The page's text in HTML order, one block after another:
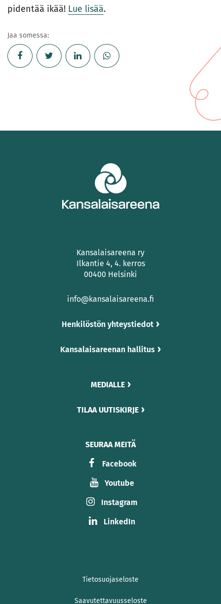
pidentää ikää! Lue lisää.
Jaa somessa:
Kansalaisareena ry
Ilkantie 4, 4. kerros
00400 Helsinki
info@kansalaisareena.fi
Henkilöstön yhteystiedot
Kansalaisareenan hallitus
MEDIALLE
TILAA UUTISKIRJE
SEURAA MEITÄ
Facebook
Youtube
Instagram
LinkedIn
Tietosuojaseloste
Saavutettavuusseloste